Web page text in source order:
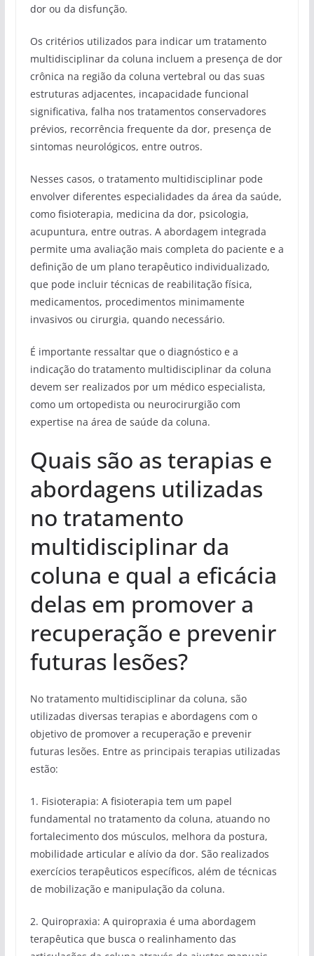
dor ou da disfunção.
Os critérios utilizados para indicar um tratamento
multidisciplinar da coluna incluem a presença de dor
crônica na região da coluna vertebral ou das suas
estruturas adjacentes, incapacidade funcional
significativa, falha nos tratamentos conservadores
prévios, recorrência frequente da dor, presença de
sintomas neurológicos, entre outros.
Nesses casos, o tratamento multidisciplinar pode
envolver diferentes especialidades da área da saúde,
como fisioterapia, medicina da dor, psicologia,
acupuntura, entre outras. A abordagem integrada
permite uma avaliação mais completa do paciente e a
definição de um plano terapêutico individualizado,
que pode incluir técnicas de reabilitação física,
medicamentos, procedimentos minimamente
invasivos ou cirurgia, quando necessário.
É importante ressaltar que o diagnóstico e a
indicação do tratamento multidisciplinar da coluna
devem ser realizados por um médico especialista,
como um ortopedista ou neurocirurgião com
expertise na área de saúde da coluna.
Quais são as terapias e
abordagens utilizadas
no tratamento
multidisciplinar da
coluna e qual a eficácia
delas em promover a
recuperação e prevenir
futuras lesões?
No tratamento multidisciplinar da coluna, são
utilizadas diversas terapias e abordagens com o
objetivo de promover a recuperação e prevenir
futuras lesões. Entre as principais terapias utilizadas
estão:
1. Fisioterapia: A fisioterapia tem um papel
fundamental no tratamento da coluna, atuando no
fortalecimento dos músculos, melhora da postura,
mobilidade articular e alívio da dor. São realizados
exercícios terapêuticos específicos, além de técnicas
de mobilização e manipulação da coluna.
2. Quiropraxia: A quiropraxia é uma abordagem
terapêutica que busca o realinhamento das